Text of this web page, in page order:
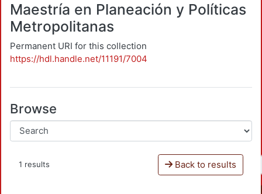
Maestría en Planeación y Políticas
Metropolitanas
Permanent URI for this collection
https://hdl.handle.net/11191/7004
Browse
1 results Back to results